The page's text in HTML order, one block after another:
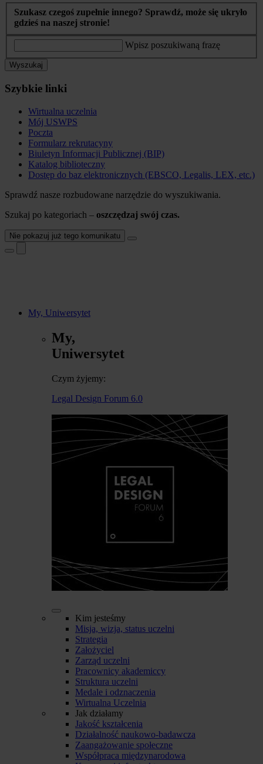
Szukasz czegoś zupełnie innego? Sprawdź, może się ukryło
gdzieś na naszej stronie!
Wpisz poszukiwaną frazę
Wyszukaj
Szybkie linki
Wirtualna uczelnia
Mój USWPS
Poczta
Formularz rekrutacyny
Biuletyn Informacji Publicznej (BIP)
Katalog biblioteczny
Dostęp do baz elektronicznych (EBSCO, Legalis, LEX, etc.)
Sprawdź nasze rozbudowane narzędzie do wyszukiwania.
Szukaj po kategoriach – oszczędzaj swój czas.
Nie pokazuj już tego komunikatu
My, Uniwersytet
My,
Uniwersytet
Czym żyjemy:
Legal Design Forum 6.0
Kim jesteśmy
Misja, wizja, status uczelni
Strategia
Założyciel
Zarząd uczelni
Pracownicy akademiccy
Struktura uczelni
Medale i odznaczenia
Wirtualna Uczelnia
Jak działamy
Jakość kształcenia
Działalność naukowo-badawcza
Zaangażowanie społeczne
Współpraca międzynarodowa